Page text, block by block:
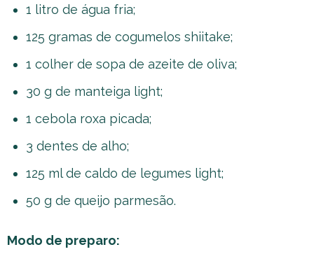
1 litro de água fria;
125 gramas de cogumelos shiitake;
1 colher de sopa de azeite de oliva;
30 g de manteiga light;
1 cebola roxa picada;
3 dentes de alho;
125 ml de caldo de legumes light;
50 g de queijo parmesão.
Modo de preparo: